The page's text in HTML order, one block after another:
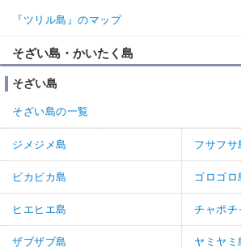
『ツリル島』のマップ
そざい島・かいたく島
そざい島
そざい島の一覧
ジメジメ島 フサフサ
ピカピカ島 ゴロゴロ
ヒエヒエ島 チャポチ
ザブザブ島 ヤミヤミ